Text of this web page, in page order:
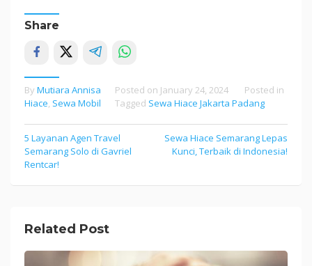
Share
By Mutiara Annisa Posted on January 24, 2024
Posted in
Hiace, Sewa Mobil Tagged Sewa Hiace Jakarta Padang
Post
navigation
5 Layanan Agen Travel
Semarang Solo di Gavriel
Rentcar!
Sewa Hiace Semarang Lepas
Kunci, Terbaik di Indonesia!
Related Post